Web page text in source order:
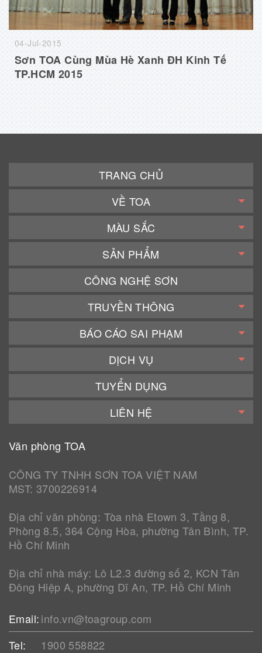
04-Jul-2015
Sơn TOA Cùng Mùa Hè Xanh ĐH Kinh Tế
TP.HCM 2015
TRANG CHỦ
VỀ TOA
MÀU SẮC
SẢN PHẨM
CÔNG NGHỆ SƠN
TRUYỀN THÔNG
BÁO CÁO SAI PHẠM
DỊCH VỤ
TUYỂN DỤNG
LIÊN HỆ
Văn phòng TOA
CÔNG TY TNHH SƠN TOA VIỆT NAM
MST: 3700226914
Địa chỉ văn phòng: Tòa nhà Etown 3, Tầng 8,
Phòng 8.5, 364 Cộng Hòa, phường Tân Bình, TP.
Hồ Chí Minh
Địa chỉ nhà máy: Lô L2.3 đường số 2, KCN Tân
Đông Hiệp A, phường Dĩ An, TP. Hồ Chí Minh
Email:info.vn@toagroup.com
Tel:
1900 558822